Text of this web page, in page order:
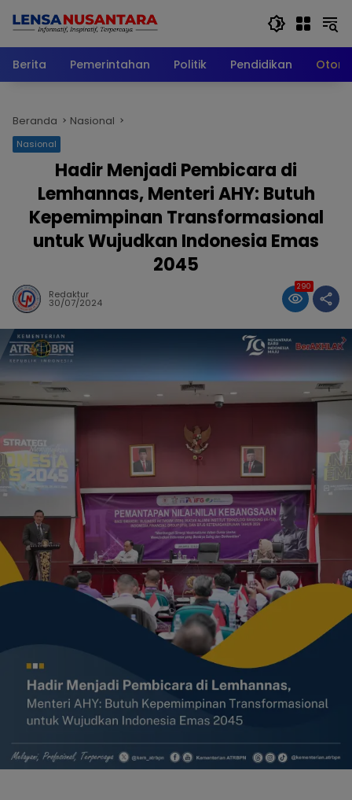
Berita
Pemerintahan Politik Pendidikan
Beranda Nasional
Nasional
Hadir Menjadi Pembicara di
Lemhannas, Menteri AHY: Butuh
Kepemimpinan Transformasional
untuk Wujudkan Indonesia Emas
2045
Redaktur
30/07/2024
290